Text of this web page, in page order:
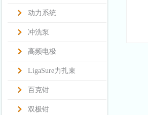
动力系统
冲洗泵
高频电极
LigaSure力扎束
百克钳
双极钳